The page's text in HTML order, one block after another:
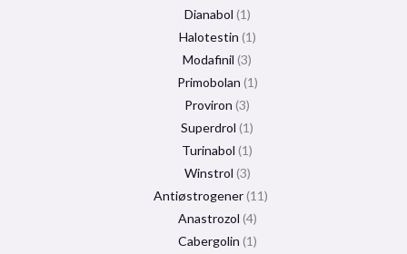
Dianabol 1
Halotestin 1
Modafinil 3
Primobolan 1
Proviron 3
Superdrol 1
Turinabol 1
Winstrol 3
Antiøstrogener 11
Anastrozol 4
Cabergolin 1